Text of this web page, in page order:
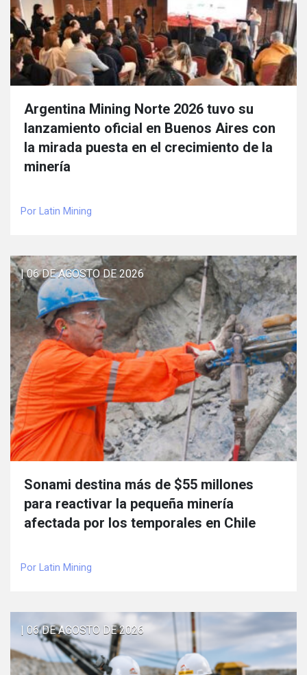
Argentina Mining Norte 2026 tuvo su
lanzamiento oficial en Buenos Aires con
la mirada puesta en el crecimiento de la
minería
Por Latin Mining
| 06 DE AGOSTO DE 2026
Sonami destina más de $55 millones
para reactivar la pequeña minería
afectada por los temporales en Chile
Por Latin Mining
| 06 DE AGOSTO DE 2026